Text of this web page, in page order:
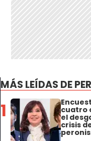
MÁS LEÍDAS DE
1 cuatro
el
crisis